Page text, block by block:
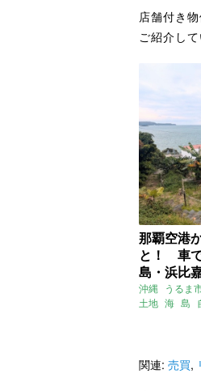
店舗付き
ご紹介して
那覇空港
と！ 車
島・浜比
をつくる
市1783.95
沖縄 うるま
土地 海 島
関連: 売買,